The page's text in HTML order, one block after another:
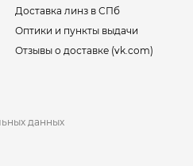
Доставка линз в СПб
Оптики и пункты выдачи
Отзывы о доставке (vk.com)
данных